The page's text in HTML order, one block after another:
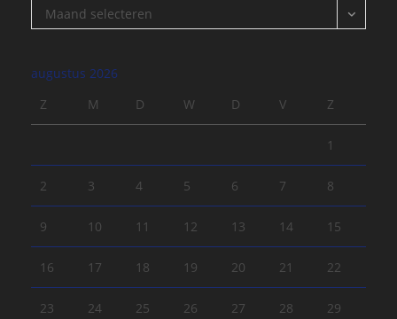
Archief
Maand selecteren
augustus 2026
Z
M D W D V Z
1
2 3 4 5 6 7 8
9 10 11 12 13 14 15
16 17 18 19 20 21 22
23 24 25 26 27 28 29